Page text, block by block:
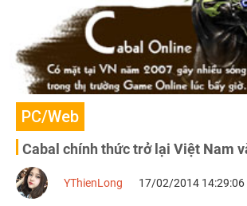
PC/Web
Cabal chính thức trở lại Việt Nam
YThienLong 17/02/2014 14:29:06